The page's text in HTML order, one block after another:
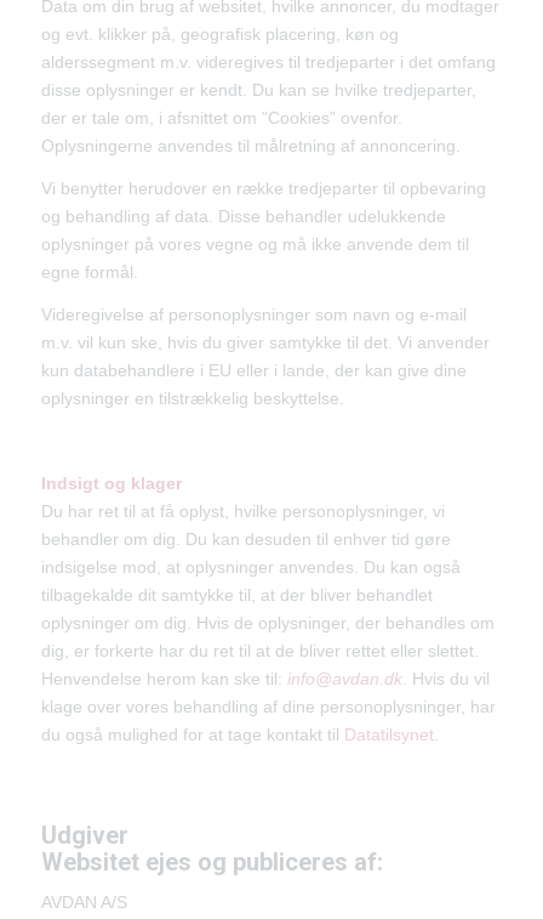
Data om din brug af websitet, hvilke annoncer, du modtager
og evt. klikker på, geografisk placering, køn og
alderssegment m.v. videregives til tredjeparter i det omfang
disse oplysninger er kendt. Du kan se hvilke tredjeparter,
der er tale om, i afsnittet om ”Cookies” ovenfor.
Oplysningerne anvendes til målretning af annoncering.
Vi benytter herudover en række tredjeparter til opbevaring
og behandling af data. Disse behandler udelukkende
oplysninger på vores vegne og må ikke anvende dem til
egne formål.
Videregivelse af personoplysninger som navn og e-mail
m.v. vil kun ske, hvis du giver samtykke til det. Vi anvender
kun databehandlere i EU eller i lande, der kan give dine
oplysninger en tilstrækkelig beskyttelse.
Indsigt og klager
Du har ret til at få oplyst, hvilke personoplysninger, vi
behandler om dig. Du kan desuden til enhver tid gøre
indsigelse mod, at oplysninger anvendes. Du kan også
tilbagekalde dit samtykke til, at der bliver behandlet
oplysninger om dig. Hvis de oplysninger, der behandles om
dig, er forkerte har du ret til at de bliver rettet eller slettet.
Henvendelse herom kan ske til: info@avdan.dk. Hvis du vil
klage over vores behandling af dine personoplysninger, har
du også mulighed for at tage kontakt til Datatilsynet.
Udgiver
Websitet ejes og publiceres af:
AVDAN A/S